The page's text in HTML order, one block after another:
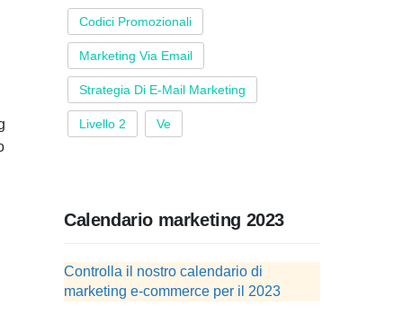
Codici Promozionali
Marketing Via Email
Strategia Di E-Mail Marketing
Livello 2 Ve
Calendario marketing 2023
Controlla il nostro calendario di
marketing e-commerce per il 2023